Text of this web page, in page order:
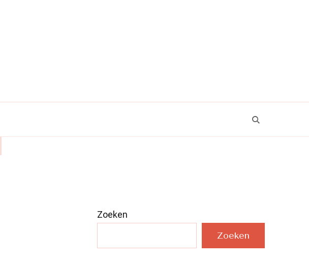
Zoeken
Zoeken